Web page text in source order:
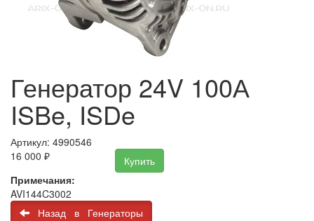
Генератор 24V 100А
ISBe, ISDe
Артикул: 4990546
16 000 ₽
Купить
Примечания:
AVI144C3002
Назад в Генераторы